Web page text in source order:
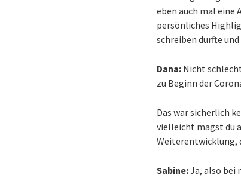
eben auch mal eine
persönliches
schreiben durfte
Dana: Nicht
zu Beginn der
Das war sicherlich
vielleicht magst du
Weiterentwicklung,
Sabine:Ja, also bei